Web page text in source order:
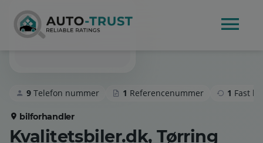
9 Telefon nummer 1 Referencenummer 1 Fast
bilforhandler
Kvalitetsbiler.dk, Tørring